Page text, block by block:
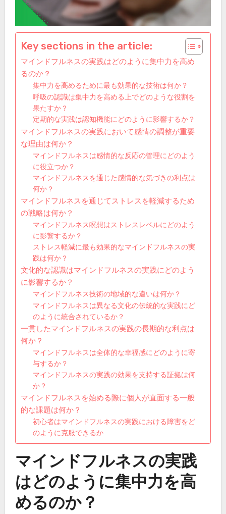
Key sections in the article:
マインドフルネスの実践はどのように集中力を高め
るのか？
集中力を高めるために最も効果的な技術は何か？
呼吸の認識は集中力を高める上でどのような役割を
果たすか？
定期的な実践は認知機能にどのように影響するか？
マインドフルネスの実践において感情の調整が重要
な理由は何か？
マインドフルネスは感情的な反応の管理にどのよう
に役立つか？
マインドフルネスを通じた感情的な気づきの利点は
何か？
マインドフルネスを通じてストレスを軽減するため
の戦略は何か？
マインドフルネス瞑想はストレスレベルにどのよう
に影響するか？
ストレス軽減に最も効果的なマインドフルネスの実
践は何か？
文化的な認識はマインドフルネスの実践にどのよう
に影響するか？
マインドフルネス技術の地域的な違いは何か？
マインドフルネスは異なる文化の伝統的な実践にど
のように統合されているか？
一貫したマインドフルネスの実践の長期的な利点は
何か？
マインドフルネスは全体的な幸福感にどのように寄
与するか？
マインドフルネスの実践の効果を支持する証拠は何
か？
マインドフルネスを始める際に個人が直面する一般
的な課題は何か？
初心者はマインドフルネスの実践における障害をど
のように克服できるか
マインドフルネスの実践
はどのように集中力を高
めるのか？